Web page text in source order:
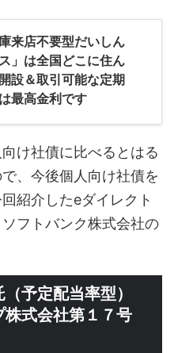
来店不要型だいしん
」は全国どこに住ん
設＆取引可能な定期
最高金利です
け社債に比べるとはる
、今後個人向け社債を
紹介したeダイレクト
フトバンク株式会社の
予定配当率型）
株式会社第１７号